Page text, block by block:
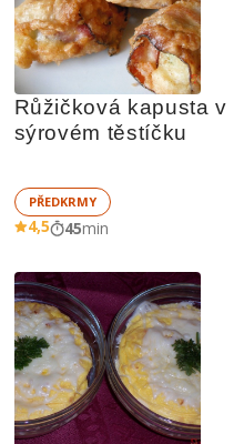
Růžičková kapusta v
sýrovém těstíčku
PŘEDKRMY
4,5 45min